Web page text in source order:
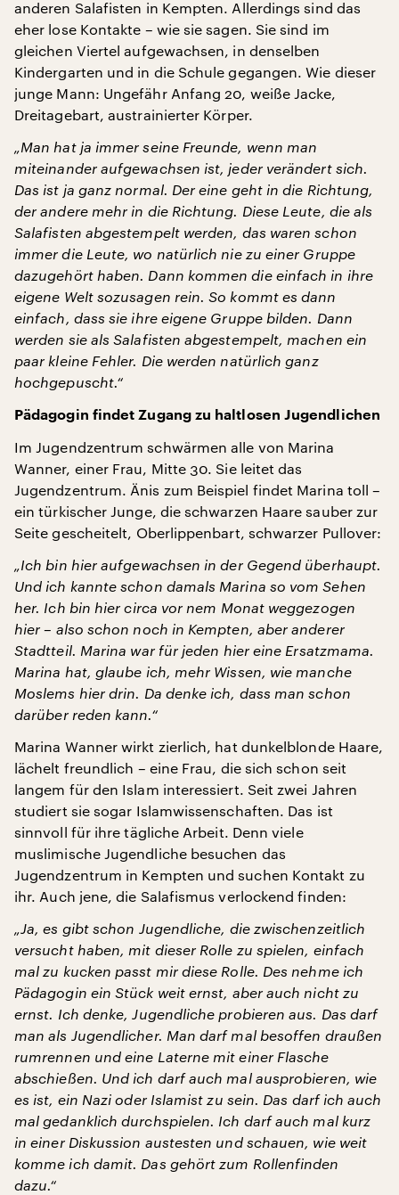
anderen Salafisten in Kempten. Allerdings sind das
eher lose Kontakte – wie sie sagen. Sie sind im
gleichen Viertel aufgewachsen, in denselben
Kindergarten und in die Schule gegangen. Wie dieser
junge Mann: Ungefähr Anfang 20, weiße Jacke,
Dreitagebart, austrainierter Körper.
„Man hat ja immer seine Freunde, wenn man
miteinander aufgewachsen ist, jeder verändert sich.
Das ist ja ganz normal. Der eine geht in die Richtung,
der andere mehr in die Richtung. Diese Leute, die als
Salafisten abgestempelt werden, das waren schon
immer die Leute, wo natürlich nie zu einer Gruppe
dazugehört haben. Dann kommen die einfach in ihre
eigene Welt sozusagen rein. So kommt es dann
einfach, dass sie ihre eigene Gruppe bilden. Dann
werden sie als Salafisten abgestempelt, machen ein
paar kleine Fehler. Die werden natürlich ganz
hochgepuscht.“
Pädagogin findet Zugang zu haltlosen Jugendlichen
Im Jugendzentrum schwärmen alle von Marina
Wanner, einer Frau, Mitte 30. Sie leitet das
Jugendzentrum. Änis zum Beispiel findet Marina toll –
ein türkischer Junge, die schwarzen Haare sauber zur
Seite gescheitelt, Oberlippenbart, schwarzer Pullover:
„Ich bin hier aufgewachsen in der Gegend überhaupt.
Und ich kannte schon damals Marina so vom Sehen
her. Ich bin hier circa vor nem Monat weggezogen
hier – also schon noch in Kempten, aber anderer
Stadtteil. Marina war für jeden hier eine Ersatzmama.
Marina hat, glaube ich, mehr Wissen, wie manche
Moslems hier drin. Da denke ich, dass man schon
darüber reden kann.“
Marina Wanner wirkt zierlich, hat dunkelblonde Haare,
lächelt freundlich – eine Frau, die sich schon seit
langem für den Islam interessiert. Seit zwei Jahren
studiert sie sogar Islamwissenschaften. Das ist
sinnvoll für ihre tägliche Arbeit. Denn viele
muslimische Jugendliche besuchen das
Jugendzentrum in Kempten und suchen Kontakt zu
ihr. Auch jene, die Salafismus verlockend finden:
„Ja, es gibt schon Jugendliche, die zwischenzeitlich
versucht haben, mit dieser Rolle zu spielen, einfach
mal zu kucken passt mir diese Rolle. Des nehme ich
Pädagogin ein Stück weit ernst, aber auch nicht zu
ernst. Ich denke, Jugendliche probieren aus. Das darf
man als Jugendlicher. Man darf mal besoffen draußen
rumrennen und eine Laterne mit einer Flasche
abschießen. Und ich darf auch mal ausprobieren, wie
es ist, ein Nazi oder Islamist zu sein. Das darf ich auch
mal gedanklich durchspielen. Ich darf auch mal kurz
in einer Diskussion austesten und schauen, wie weit
komme ich damit. Das gehört zum Rollenfinden
dazu.“